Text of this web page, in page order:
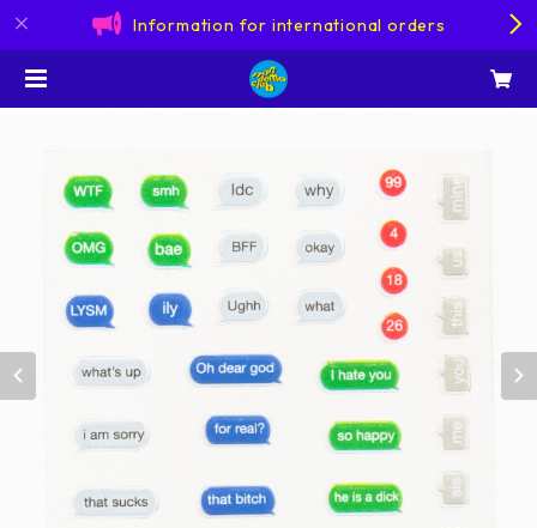
Information for international orders